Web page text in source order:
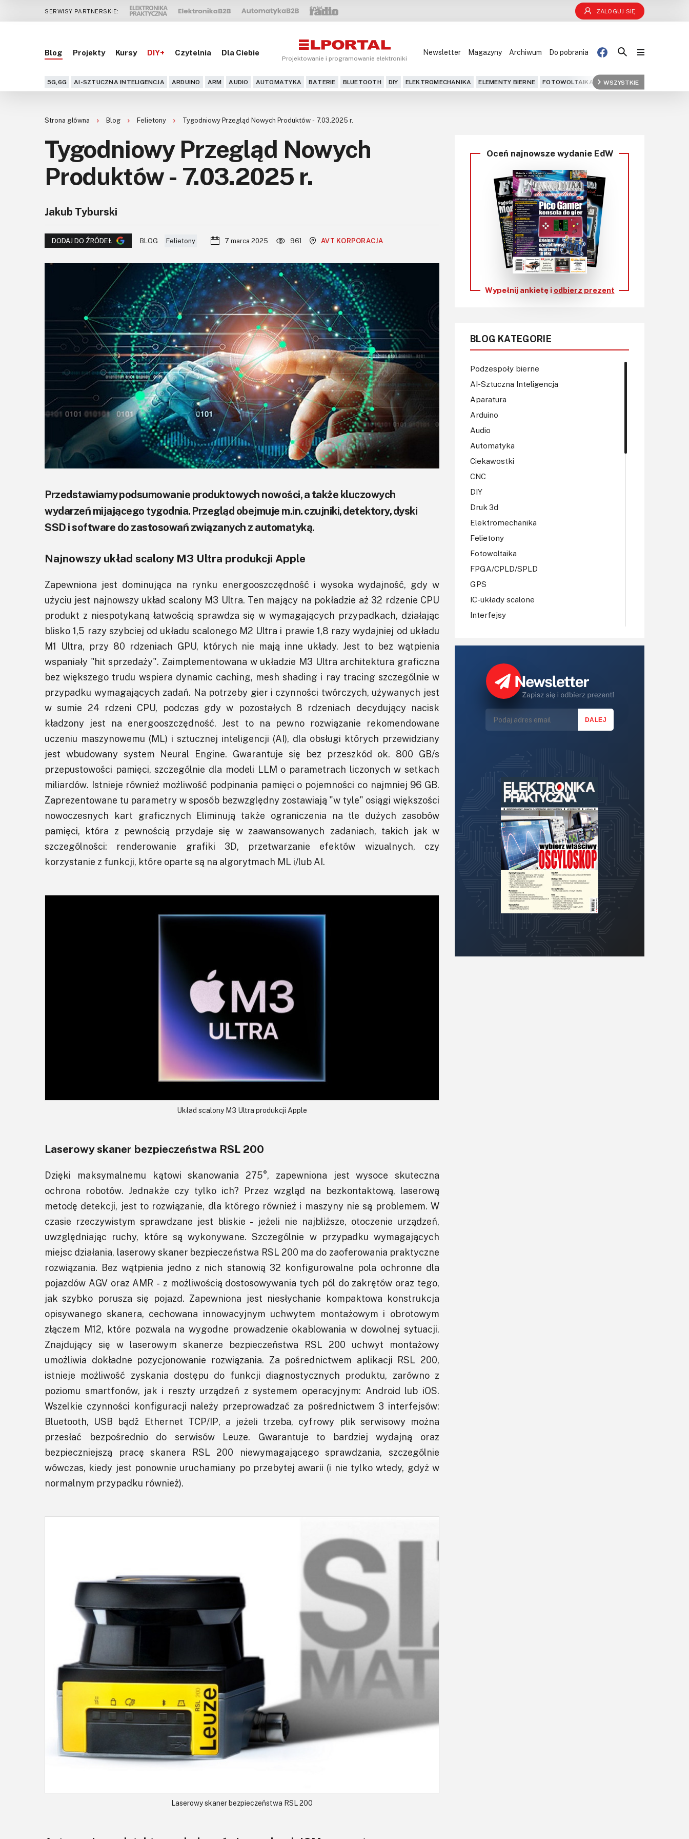
SERWISY PARTNERSKIE: ZALOGUJ SIĘ
Blog Projekty Kursy DIY+ Czytelnia Dla Ciebie
Projektowanie i programowanie elektroniki
Newsletter Magazyny Archiwum Do pobrania
5G,6G AI-SZTUCZNA INTELIGENCJA ARDUINO ARM AUDIO AUTOMATYKA BATERIE BLUETOOTH DIY ELEKTROMECHANIKA ELEMENTY BIERNE FOTOWOLTAIKA FPGA GPS
WSZYSTKIE
Blog
DIY+
Czytelnia
Dla Ciebie
KITy AVT
Kontakt
Do pobrania
Strona główna Blog Felietony Tygodniowy Przegląd Nowych Produktów - 7.03.2025 r.
Tygodniowy Przegląd Nowych
Produktów - 7.03.2025 r.
Jakub Tyburski
DODAJ DO ŹRÓDEŁ BLOG Felietony 7 marca 2025 961 AVT KORPORACJA
Przedstawiamy podsumowanie produktowych nowości, a także kluczowych
wydarzeń mijającego tygodnia. Przegląd obejmuje m.in. czujniki, detektory, dyski
SSD i software do zastosowań związanych z automatyką.
Najnowszy układ scalony M3 Ultra produkcji Apple
Zapewniona jest dominująca na rynku energooszczędność i wysoka wydajność, gdy w
użyciu jest najnowszy układ scalony M3 Ultra. Ten mający na pokładzie aż 32 rdzenie CPU
produkt z niespotykaną łatwością sprawdza się w wymagających przypadkach, działając
blisko 1,5 razy szybciej od układu scalonego M2 Ultra i prawie 1,8 razy wydajniej od układu
M1 Ultra, przy 80 rdzeniach GPU, których nie mają inne układy. Jest to bez wątpienia
wspaniały "hit sprzedaży". Zaimplementowana w układzie M3 Ultra architektura graficzna
bez większego trudu wspiera dynamic caching, mesh shading i ray tracing szczególnie w
przypadku wymagających zadań. Na potrzeby gier i czynności twórczych, używanych jest
w sumie 24 rdzeni CPU, podczas gdy w pozostałych 8 rdzeniach decydujący nacisk
kładzony jest na energooszczędność. Jest to na pewno rozwiązanie rekomendowane
uczeniu maszynowemu (ML) i sztucznej inteligencji (AI), dla obsługi których przewidziany
jest wbudowany system Neural Engine. Gwarantuje się bez przeszkód ok. 800 GB/s
przepustowości pamięci, szczególnie dla modeli LLM o parametrach liczonych w setkach
miliardów. Istnieje również możliwość podpinania pamięci o pojemności co najmniej 96 GB.
Zaprezentowane tu parametry w sposób bezwzględny zostawiają "w tyle" osiągi większości
nowoczesnych kart graficznych Eliminują także ograniczenia na tle dużych zasobów
pamięci, która z pewnością przydaje się w zaawansowanych zadaniach, takich jak w
szczególności: renderowanie grafiki 3D, przetwarzanie efektów wizualnych, czy
korzystanie z funkcji, które oparte są na algorytmach ML i/lub AI.
Układ scalony M3 Ultra produkcji Apple
Laserowy skaner bezpieczeństwa RSL 200
Dzięki maksymalnemu kątowi skanowania 275°, zapewniona jest wysoce skuteczna
ochrona robotów. Jednakże czy tylko ich? Przez wzgląd na bezkontaktową, laserową
metodę detekcji, jest to rozwiązanie, dla którego również i maszyny nie są problemem. W
czasie rzeczywistym sprawdzane jest bliskie - jeżeli nie najbliższe, otoczenie urządzeń,
uwzględniając ruchy, które są wykonywane. Szczególnie w przypadku wymagających
miejsc działania, laserowy skaner bezpieczeństwa RSL 200 ma do zaoferowania praktyczne
rozwiązania. Bez wątpienia jedno z nich stanowią 32 konfigurowalne pola ochronne dla
pojazdów AGV oraz AMR - z możliwością dostosowywania tych pól do zakrętów oraz tego,
jak szybko porusza się pojazd. Zapewniona jest niesłychanie kompaktowa konstrukcja
opisywanego skanera, cechowana innowacyjnym uchwytem montażowym i obrotowym
złączem M12, które pozwala na wygodne prowadzenie okablowania w dowolnej sytuacji.
Znajdujący się w laserowym skanerze bezpieczeństwa RSL 200 uchwyt montażowy
umożliwia dokładne pozycjonowanie rozwiązania. Za pośrednictwem aplikacji RSL 200,
istnieje możliwość zyskania dostępu do funkcji diagnostycznych produktu, zarówno z
poziomu smartfonów, jak i reszty urządzeń z systemem operacyjnym: Android lub iOS.
Wszelkie czynności konfiguracji należy przeprowadzać za pośrednictwem 3 interfejsów:
Bluetooth, USB bądź Ethernet TCP/IP, a jeżeli trzeba, cyfrowy plik serwisowy można
przesłać bezpośrednio do serwisów Leuze. Gwarantuje to bardziej wydajną oraz
bezpieczniejszą pracę skanera RSL 200 niewymagającego sprawdzania, szczególnie
wówczas, kiedy jest ponownie uruchamiany po przebytej awarii (i nie tylko wtedy, gdyż w
normalnym przypadku również).
Laserowy skaner bezpieczeństwa RSL 200
Oceń najnowsze wydanie EdW
Wypełnij ankietę i odbierz prezent
BLOG KATEGORIE
Podzespoły bierne
AI-Sztuczna Inteligencja
Aparatura
Arduino
Audio
Automatyka
Ciekawostki
CNC
DIY
Druk 3d
Elektromechanika
Felietony
Fotowoltaika
FPGA/CPLD/SPLD
GPS
IC-układy scalone
Interfejsy
Koła Naukowe
Książki
Lasery
LED/LCD/OLED
Mechatronika
Narzędzia
Optoelektronika
PCB/Montaż
Podstawy elektroniki
Podzespoły bierne
Półprzewodniki
Pomiary i testy
Projektowanie
Raspberry Pi